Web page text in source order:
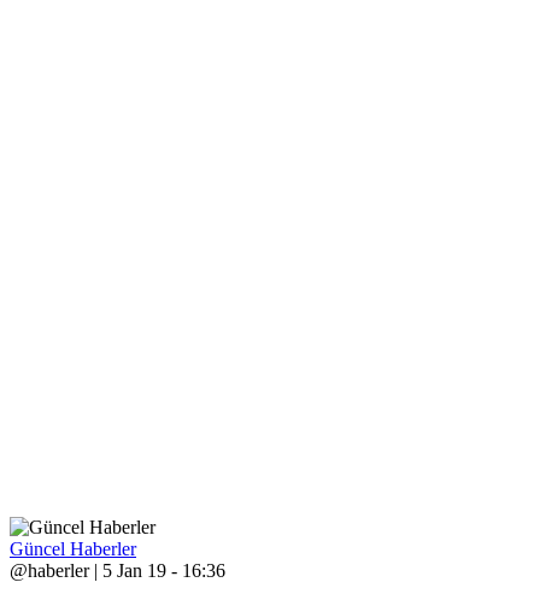
Güncel Haberler
@haberler | 5 Jan 19 - 16:36